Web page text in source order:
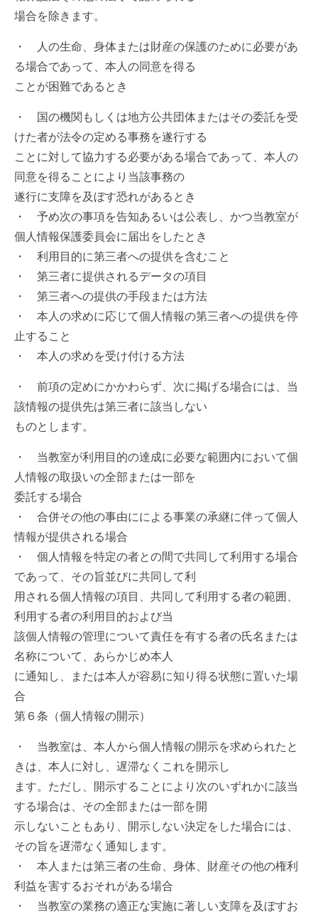
場合を除きます。
・ 人の生命、身体または財産の保護のために必要があ
る場合であって、本人の同意を得る
ことが困難であるとき
・ 国の機関もしくは地方公共団体またはその委託を受
けた者が法令の定める事務を遂行する
ことに対して協力する必要がある場合であって、本人の
同意を得ることにより当該事務の
遂行に支障を及ぼす恐れがあるとき
・ 予め次の事項を告知あるいは公表し、かつ当教室が
個人情報保護委員会に届出をしたとき
・ 利用目的に第三者への提供を含むこと
・ 第三者に提供されるデータの項目
・ 第三者への提供の手段または方法
・ 本人の求めに応じて個人情報の第三者への提供を停
止すること
・ 本人の求めを受け付ける方法
・ 前項の定めにかかわらず、次に掲げる場合には、当
該情報の提供先は第三者に該当しない
ものとします。
・ 当教室が利用目的の達成に必要な範囲内において個
人情報の取扱いの全部または一部を
委託する場合
・ 合併その他の事由にによる事業の承継に伴って個人
情報が提供される場合
・ 個人情報を特定の者との間で共同して利用する場合
であって、その旨並びに共同して利
用される個人情報の項目、共同して利用する者の範囲、
利用する者の利用目的および当
該個人情報の管理について責任を有する者の氏名または
名称について、あらかじめ本人
に通知し、または本人が容易に知り得る状態に置いた場
合
第６条（個人情報の開示）
・ 当教室は、本人から個人情報の開示を求められたと
きは、本人に対し、遅滞なくこれを開示し
ます。ただし、開示することにより次のいずれかに該当
する場合は、その全部または一部を開
示しないこともあり、開示しない決定をした場合には、
その旨を遅滞なく通知します。
・ 本人または第三者の生命、身体、財産その他の権利
利益を害するおそれがある場合
・ 当教室の業務の適正な実施に著しい支障を及ぼすお